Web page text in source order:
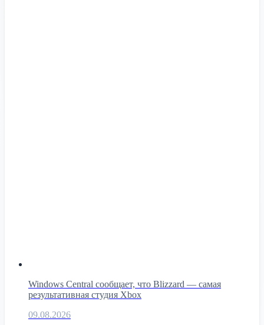
Windows Central сообщает, что Blizzard — самая
результативная студия Xbox
09.08.2026